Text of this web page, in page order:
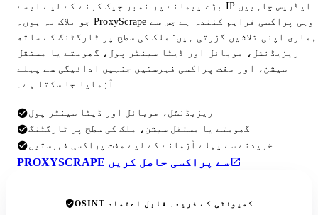
بڑے پیمانے پر نمبر چیک کرنے کے لیے ایسے IP ایڈریس چاہییں
جو بلاک نہ ہوں۔ ProxyScrape وہی پراکسی فراہم کنندہ ہے جس سے
ہماری اپنی تلاشیں گزرتی ہیں: ملک کی سطح پر ٹارگٹنگ کے ساتھ
ریزیڈنشل، موبائل اور ڈیٹا سینٹر پول، گھومتے یا مستقل
سیشن، اور مفت پراکسی فہرستیں جنہیں ادائیگی سے پہلے
آزمایا جا سکتا ہے۔
ریزیڈنشل، موبائل اور ڈیٹا سینٹر پول
گھومتے یا مستقل سیشن، ملک کی سطح پر ٹارگٹنگ
خریدنے سے پہلے آزمانے کے لیے مفت پراکسی فہرستیں
PROXYSCRAPE سے پراکسی حاصل کریں
OSINT کمیونٹی کے ذریعہ قابل اعتماد